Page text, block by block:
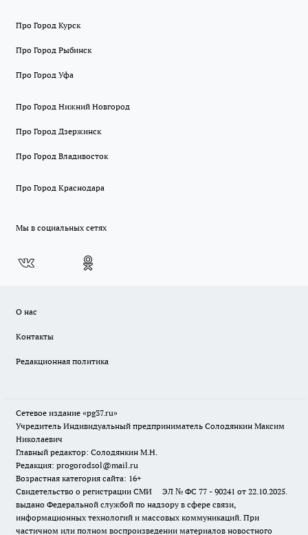
Про Город Курск
Про Город Рыбинск
Про Город Уфа
Про Город Нижний Новгород
Про Город Дзержинск
Про Город Владивосток
Про Город Краснодара
Мы в социальных сетях
О нас
Контакты
Редакционная политика
Сетевое издание «pg37.ru»
Учредитель Индивидуальный предприниматель Солодянкин Максим
Николаевич
Главный редактор: Солодянкин М.Н.
Редакция: progorodsol@mail.ru
Возрастная категория сайта: 16+
Свидетельство о регистрации СМИ ЭЛ № ФС 77 - 90241 от 22.10.2025.
выдано Федеральной службой по надзору в сфере связи,
информационных технологий и массовых коммуникаций. При
частичном или полном воспроизведении материалов новостного